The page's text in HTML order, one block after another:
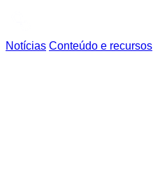
Notícias Conteúdo e recursos